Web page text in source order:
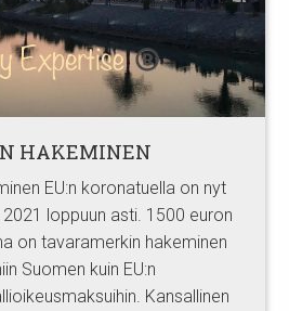
HAKEMINEN
EU:n koronatuella on nyt
loppuun asti. 1500 euron
on tavaramerkin hakeminen
Suomen kuin EU:n
Kansallinen